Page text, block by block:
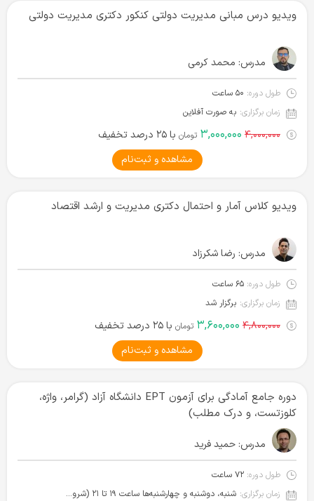
ویدیو درس مبانی مدیریت دولتی کنکور دکتری مدیریت دولتی
مدرس: محمد کرمی
طول دوره: ۵۰ ساعت
زمان برگزاری: به صورت آفلاین
۴,۰۰۰,۰۰۰ ۳,۰۰۰,۰۰۰ تومان با ۲۵ درصد تخفیف
مشاهده و ثبت‌نام
ویدیو کلاس آمار و احتمال دکتری مدیریت و ارشد اقتصاد
مدرس: رضا شکرزاد
طول دوره: ۶۵ ساعت
زمان برگزاری: برگزار شد
۴,۸۰۰,۰۰۰ ۳,۶۰۰,۰۰۰ تومان با ۲۵ درصد تخفیف
مشاهده و ثبت‌نام
دوره جامع آمادگی برای آزمون EPT دانشگاه آزاد (گرامر، واژه،
کلوزتست، و درک مطلب)
مدرس: حمید فرید
طول دوره: ۷۲ ساعت
زمان برگزاری:
شنبه، دوشنبه و چهارشنبه‌ها ساعت ۱۹ تا ۲۱ (شروع از ۱۴ آبان ۱۴۰۴)